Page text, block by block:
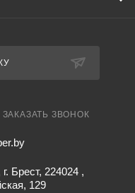
ЗАКАЗАТЬ ЗВОНОК
Брест, 224024 ,
129